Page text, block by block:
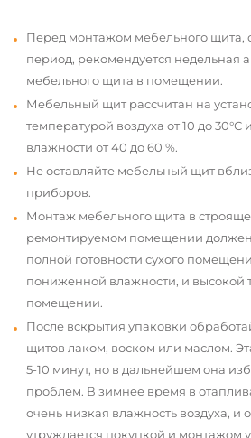
Перед монтажом мебельного щита,
период, рекомендуется недельная
мебельного щита в помещении.
Мебельный щит рассчитан на
температурой воздуха от 10 до 30°С
влажности от 40 до 60 %.
Не оставляйте мебельный щит
приборов.
Монтаж мебельного щита в
ремонтируемом помещении
полной готовности сухого
пониженной влажности, и высокой
помещении.
После вскрытия упаковки
щитов лаком, воском или маслом.
5-10 минут, но в дальнейшем она
проблем. В зимнее время в
очень низкая влажность воздуха, и
утруждается покупкой и монтажом